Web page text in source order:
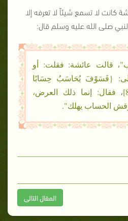
كانت لا تسمع شيئاً لا تعرفه إلا
صلى الله عليه وسلم قال:
قالت عائشة: فقلت: أو
{فَسَوْفَ يُحَاسَبُ حِسَابًا
يَسِيرًا} [الإنشقاق: 8]، فقال: إنما ذلك العرض،
الحساب يهلك".
المقال التالى